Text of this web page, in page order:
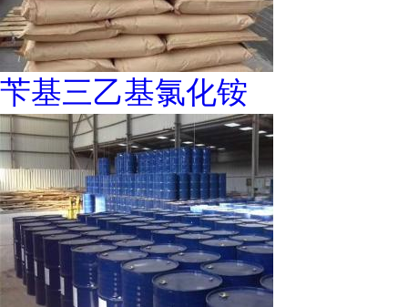
苄基三乙基氯化铵